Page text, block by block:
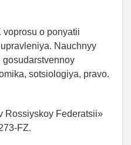
voprosu o ponyatii
Nauchnyy
gosudarstvennoy
sotsiologiya, pravo.
Rossiyskoy Federatsii»
FZ.